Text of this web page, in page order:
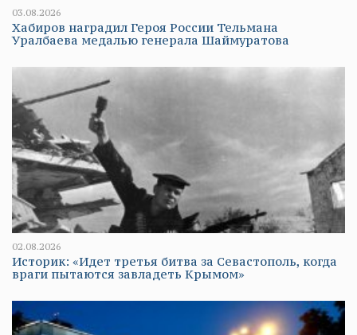
03.08.2026
Хабиров наградил Героя России Тельмана
Уралбаева медалью генерала Шаймуратова
02.08.2026
Историк: «Идет третья битва за Севастополь, когда
враги пытаются завладеть Крымом»